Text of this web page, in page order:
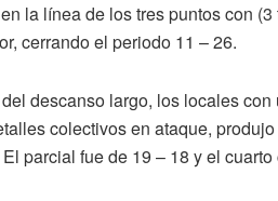
la línea de los tres puntos con
cerrando el periodo 11 – 26.
descanso largo, los locales
colectivos en ataque,
parcial fue de 19 – 18 y el